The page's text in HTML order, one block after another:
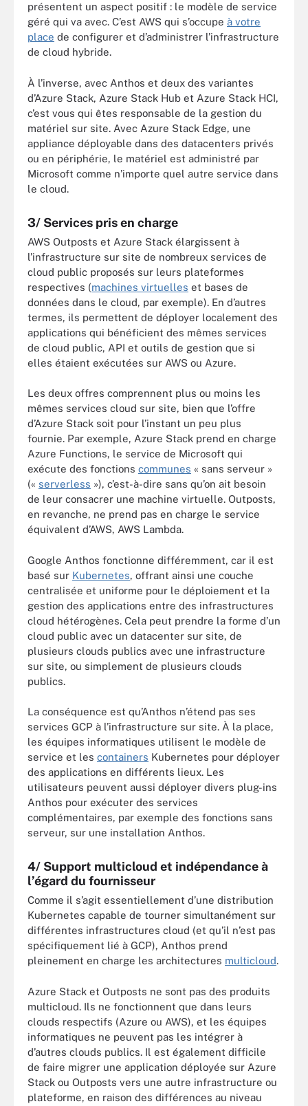
présentent un aspect positif : le modèle de service
géré qui va avec. C’est AWS qui s’occupe à votre
place de configurer et d’administrer l’infrastructure
de cloud hybride.
À l’inverse, avec Anthos et deux des variantes
d’Azure Stack, Azure Stack Hub et Azure Stack HCI,
c’est vous qui êtes responsable de la gestion du
matériel sur site. Avec Azure Stack Edge, une
appliance déployable dans des datacenters privés
ou en périphérie, le matériel est administré par
Microsoft comme n’importe quel autre service dans
le cloud.
3/ Services pris en charge
AWS Outposts et Azure Stack élargissent à
l’infrastructure sur site de nombreux services de
cloud public proposés sur leurs plateformes
respectives (machines virtuelles et bases de
données dans le cloud, par exemple). En d’autres
termes, ils permettent de déployer localement des
applications qui bénéficient des mêmes services
de cloud public, API et outils de gestion que si
elles étaient exécutées sur AWS ou Azure.
Les deux offres comprennent plus ou moins les
mêmes services cloud sur site, bien que l’offre
d’Azure Stack soit pour l’instant un peu plus
fournie. Par exemple, Azure Stack prend en charge
Azure Functions, le service de Microsoft qui
exécute des fonctions communes « sans serveur »
(« serverless »), c’est-à-dire sans qu’on ait besoin
de leur consacrer une machine virtuelle. Outposts,
en revanche, ne prend pas en charge le service
équivalent d’AWS, AWS Lambda.
Google Anthos fonctionne différemment, car il est
basé sur Kubernetes, offrant ainsi une couche
centralisée et uniforme pour le déploiement et la
gestion des applications entre des infrastructures
cloud hétérogènes. Cela peut prendre la forme d’un
cloud public avec un datacenter sur site, de
plusieurs clouds publics avec une infrastructure
sur site, ou simplement de plusieurs clouds
publics.
La conséquence est qu’Anthos n’étend pas ses
services GCP à l’infrastructure sur site. À la place,
les équipes informatiques utilisent le modèle de
service et les containers Kubernetes pour déployer
des applications en différents lieux. Les
utilisateurs peuvent aussi déployer divers plug-ins
Anthos pour exécuter des services
complémentaires, par exemple des fonctions sans
serveur, sur une installation Anthos.
4/ Support multicloud et indépendance à
l’égard du fournisseur
Comme il s’agit essentiellement d’une distribution
Kubernetes capable de tourner simultanément sur
différentes infrastructures cloud (et qu’il n’est pas
spécifiquement lié à GCP), Anthos prend
pleinement en charge les architectures multicloud.
Azure Stack et Outposts ne sont pas des produits
multicloud. Ils ne fonctionnent que dans leurs
clouds respectifs (Azure ou AWS), et les équipes
informatiques ne peuvent pas les intégrer à
d’autres clouds publics. Il est également difficile
de faire migrer une application déployée sur Azure
Stack ou Outposts vers une autre infrastructure ou
plateforme, en raison des différences au niveau